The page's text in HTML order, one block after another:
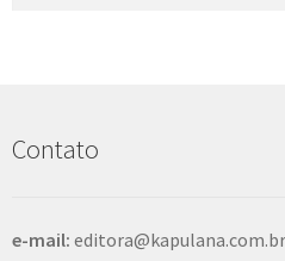
a
Contato
e-mail: editora@kapulana.com.br